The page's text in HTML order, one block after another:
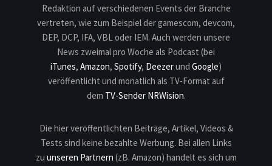
Redaktion auf verschiedenen Events der Branche
vertreten, wie zum Beispiel der gamescom, devcom,
DEP, DCP, IFA, VBL oder IEM. Auch werden unsere
News zweimal pro Woche als Podcast (bei
iTunes, Amazon, Spotify, Deezerund Google)
veröffentlicht und monatlich als TV-Format auf
dem TV-Sender NRWision.
Die hier veröffentlichten Beiträge, Artikel, Videos &
Tests sind keine bezahlte Werbung. Bei allen Links
zu unseren Partnern (zB. Amazon) handelt es sich um